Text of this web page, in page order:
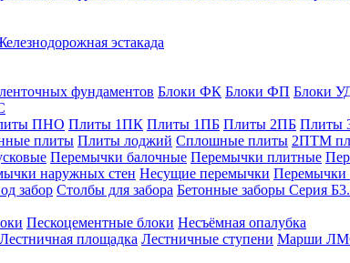
эстакада
фундаментов Блоки ФК Блоки ФП Блоки
ПНО Плиты 1ПК Плиты 1ПБ Плиты 2ПБ Плиты
плиты Плиты лоджий Сплошные плиты 2ПТМ
Перемычки балочные Перемычки плитные
наружных стен Несущие перемычки Перемычки
забор Столбы для забора Бетонные заборы Серия
Пескоцементные блоки Несъёмная опалубка
Лестничная площадка Лестничные ступени Марши